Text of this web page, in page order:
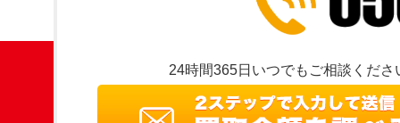
24時間365日いつでもご相談くださ